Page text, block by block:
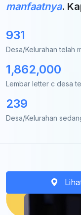
manfaatnya.
931
Desa/Kelurahan telah
1,862,000
Lembar letter c desa
239
Desa/Kelurahan